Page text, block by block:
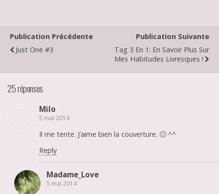
Publication Précédente
Just One #3
Publication Suivante
Tag 3 En 1: En Savoir Plus Sur
Mes Habitudes Livresques !
25 réponses
Milo
5 mai 2014
Il me tente. J’aime bien la couverture. 🙂 ^^
Reply
Madame_Love
5 mai 2014